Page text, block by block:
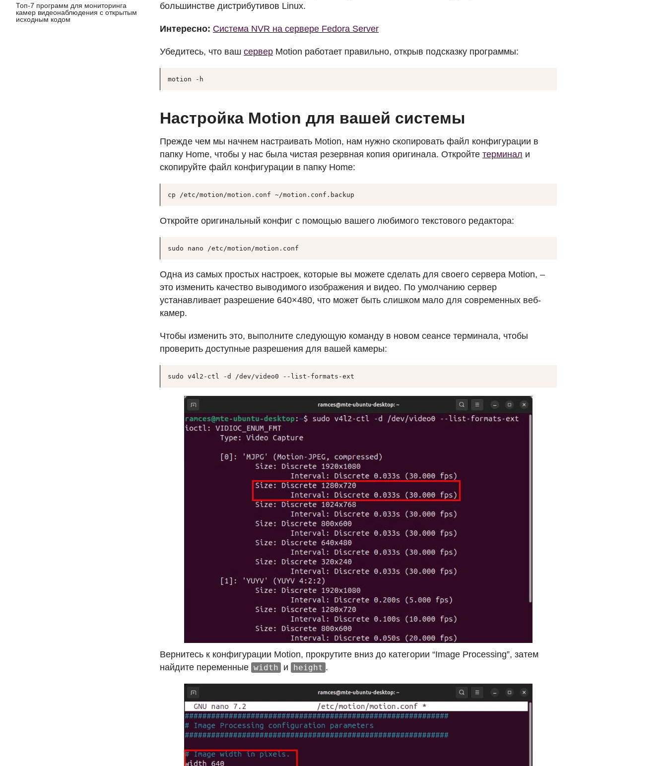
Топ-7 программ для мониторинга
камер видеонаблюдения с открытым
исходным кодом
большинстве дистрибутивов Linux.
Интересно: Система NVR на сервере Fedora Server
Убедитесь, что ваш сервер Motion работает правильно, открыв подсказку программы:
motion -h
Настройка Motion для вашей системы
Прежде чем мы начнем настраивать Motion, нам нужно скопировать файл конфигурации в
папку Home, чтобы у нас была чистая резервная копия оригинала. Откройте терминал и
скопируйте файл конфигурации в папку Home:
cp /etc/motion/motion.conf ~/motion.conf.backup
Откройте оригинальный конфиг с помощью вашего любимого текстового редактора:
sudo nano /etc/motion/motion.conf
Одна из самых простых настроек, которые вы можете сделать для своего сервера Motion, –
это изменить качество выводимого изображения и видео. По умолчанию сервер
устанавливает разрешение 640×480, что может быть слишком мало для современных веб-
камер.
Чтобы изменить это, выполните следующую команду в новом сеансе терминала, чтобы
проверить доступные разрешения для вашей камеры:
sudo v4l2-ctl -d /dev/video0 --list-formats-ext
Вернитесь к конфигурации Motion, прокрутите вниз до категории “Image Processing”, затем
найдите переменные width и height .